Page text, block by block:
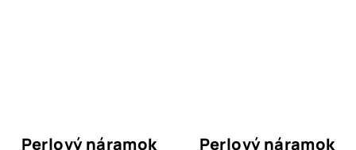
Perlový náramok Perlový náramok